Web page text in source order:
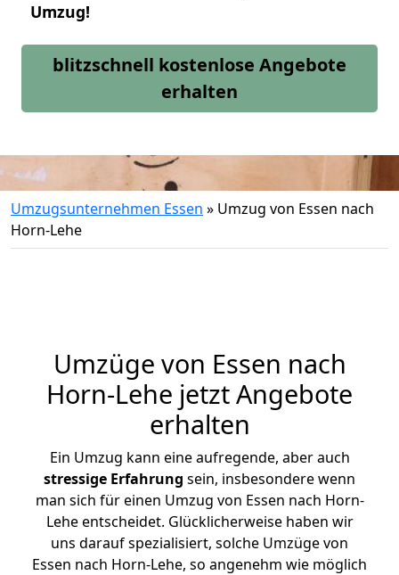
Umzug!
blitzschnell kostenlose Angebote
erhalten
Umzugsunternehmen Essen » Umzug von Essen nach
Horn-Lehe
Umzüge von Essen nach
Horn-Lehe jetzt Angebote
erhalten
Ein Umzug kann eine aufregende, aber auch
stressige Erfahrung sein, insbesondere wenn
man sich für einen Umzug von Essen nach Horn-
Lehe entscheidet. Glücklicherweise haben wir
uns darauf spezialisiert, solche Umzüge von
Essen nach Horn-Lehe, so angenehm wie möglich